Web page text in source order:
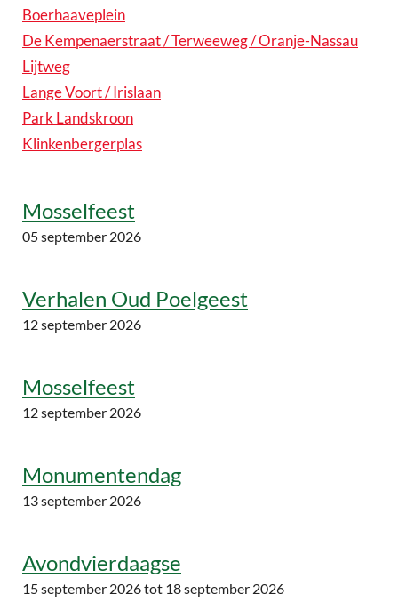
Boerhaaveplein
De Kempenaerstraat / Terweeweg / Oranje-Nassau
Lijtweg
Lange Voort / Irislaan
Park Landskroon
Klinkenbergerplas
Mosselfeest
05 september 2026
Verhalen Oud Poelgeest
12 september 2026
Mosselfeest
12 september 2026
Monumentendag
13 september 2026
Avondvierdaagse
15 september 2026tot 18 september 2026